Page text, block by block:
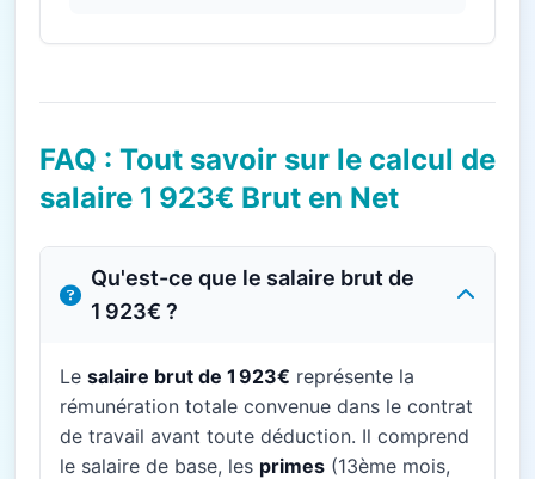
FAQ : Tout savoir sur le calcul de
salaire 1 923€ Brut en Net
Qu'est-ce que le salaire brut de
1 923€ ?
Le salaire brut de 1 923€ représente la
rémunération totale convenue dans le contrat
de travail avant toute déduction. Il comprend
le salaire de base, les primes (13ème mois,